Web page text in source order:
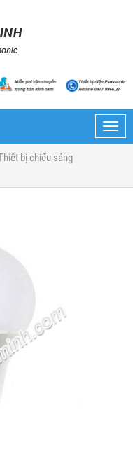
bị chiếu sáng